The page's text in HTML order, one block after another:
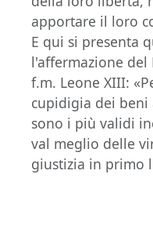
apportare il loro
E qui si presenta
l'affermazione del
f.m. Leone XIII:
cupidigia dei
sono i più validi
val meglio delle
giustizia in primo